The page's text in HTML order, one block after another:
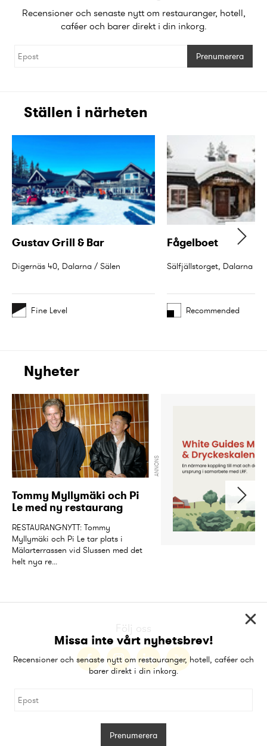
Recensioner och senaste nytt om restauranger, hotell,
caféer och barer direkt i din inkorg.
Prenumerera
Ställen i närheten
Gustav Grill & Bar
Digernäs 40, Dalarna / Sälen
Fine Level
Fågelboet
Sälfjällstorget, Dalarna /
Recommended
Nyheter
Tommy Myllymäki och Pi
Le med ny restaurang
RESTAURANGNYTT: Tommy
Myllymäki och Pi Le tar plats i
Mälarterrassen vid Slussen med det
helt nya re...
ANNONS
Följ oss
Missa inte vårt nyhetsbrev!
Recensioner och senaste nytt om restauranger, hotell, caféer och
barer direkt i din inkorg.
Prenumerera